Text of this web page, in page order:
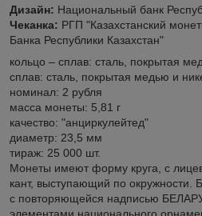
Дизайн: Национальный банк
Чеканка: РГП "Казахстанский
Банка Республики Казахстан"
кольцо – сплав: сталь, покрытая
сплав: сталь, покрытая медью и
номинал: 2 рубля
масса монеты: 5,81 г
качество: "анциркулейтед"
диаметр: 23,5 мм
тираж: 25 000 шт.
Монеты имеют форму круга, с
кант, выступающий по окружности.
с повторяющейся надписью
элементами национального